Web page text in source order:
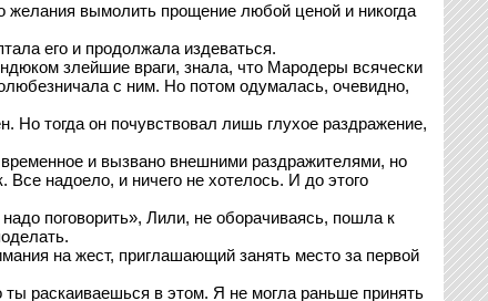
желания вымолить прощение любой ценой и никогда
его и продолжала издеваться.
злейшие враги, знала, что Мародеры всячески
с ним. Но потом одумалась, очевидно,
Но тогда он почувствовал лишь глухое раздражение,
и вызвано внешними раздражителями, но
надоело, и ничего не хотелось. И до этого
поговорить», Лили, не оборачиваясь, пошла к
на жест, приглашающий занять место за первой
раскаиваешься в этом. Я не могла раньше принять